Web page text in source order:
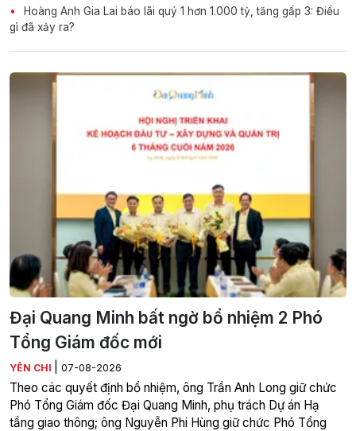
Hoàng Anh Gia Lai báo lãi quý 1 hơn 1.000 tỷ, tăng gấp 3: Điều
gì đã xảy ra?
Đại Quang Minh bất ngờ bổ nhiệm 2 Phó
Tổng Giám đốc mới
YÊN CHI 07-08-2026
Theo các quyết định bổ nhiệm, ông Trần Anh Long giữ chức
Phó Tổng Giám đốc Đại Quang Minh, phụ trách Dự án Hạ
tầng giao thông; ông Nguyễn Phi Hùng giữ chức Phó Tổng